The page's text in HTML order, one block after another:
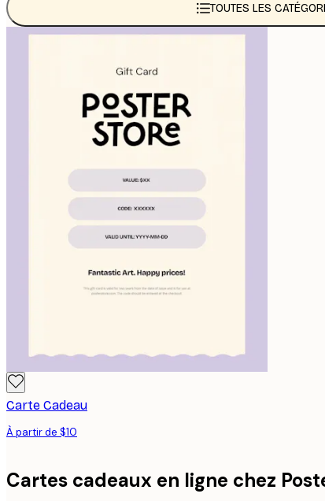
TOUTES LES
Carte Cadeau
À partir de $10
Cartes cadeaux en ligne chez